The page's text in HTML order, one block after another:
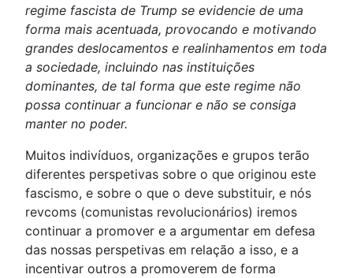
regime fascista de Trump se evidencie de uma
forma mais acentuada, provocando e motivando
grandes deslocamentos e realinhamentos em toda
a sociedade, incluindo nas instituições
dominantes, de tal forma que este regime não
possa continuar a funcionar e não se consiga
manter no poder.
Muitos indivíduos, organizações e grupos terão
diferentes perspetivas sobre o que originou este
fascismo, e sobre o que o deve substituir, e nós
revcoms (comunistas revolucionários) iremos
continuar a promover e a argumentar em defesa
das nossas perspetivas em relação a isso, e a
incentivar outros a promoverem de forma